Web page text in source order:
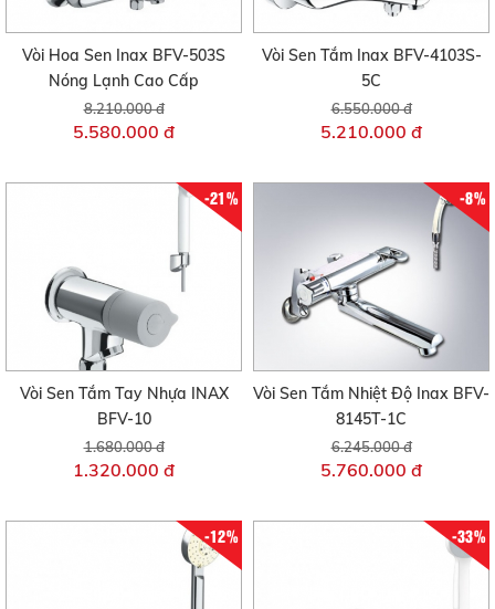
Vòi Hoa Sen Inax BFV-503S
Nóng Lạnh Cao Cấp
8.210.000 đ
5.580.000 đ
Vòi Sen Tắm Inax BFV-4103S-
5C
6.550.000 đ
5.210.000 đ
-21%
Vòi Sen Tắm Tay Nhựa INAX
BFV-10
1.680.000 đ
1.320.000 đ
-8%
Vòi Sen Tắm Nhiệt Độ Inax BFV-
8145T-1C
6.245.000 đ
5.760.000 đ
-12% -33%